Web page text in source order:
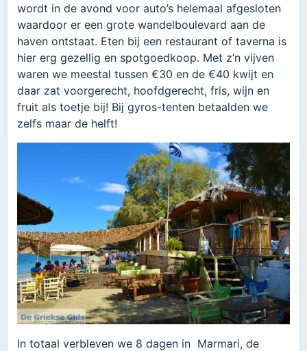
wordt in de avond voor auto’s helemaal afgesloten
waardoor er een grote wandelboulevard aan de
haven ontstaat. Eten bij een restaurant of taverna is
hier erg gezellig en spotgoedkoop. Met z’n vijven
waren we meestal tussen €30 en de €40 kwijt en
daar zat voorgerecht, hoofdgerecht, fris, wijn en
fruit als toetje bij! Bij gyros-tenten betaalden we
zelfs maar de helft!
In totaal verbleven we 8 dagen in Marmari, de